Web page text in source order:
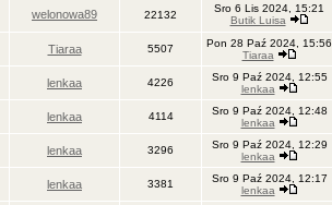
welonowa89 22132
Sro 6 Lis 2024, 15:21
Butik Luisa
Tiaraa 5507
Pon 28 Paź 2024, 15:56
Tiaraa
lenkaa 4226
Sro 9 Paź 2024, 12:55
lenkaa
lenkaa 4114
Sro 9 Paź 2024, 12:48
lenkaa
lenkaa 3296
Sro 9 Paź 2024, 12:29
lenkaa
lenkaa 3381
Sro 9 Paź 2024, 12:17
lenkaa